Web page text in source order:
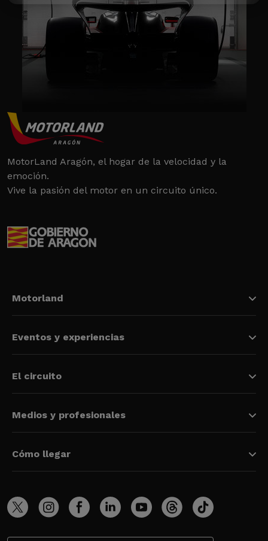
MotorLand Aragón, el hogar de la velocidad y la
emoción.
Vive la pasión del motor en un circuito único.
Motorland
Eventos y experiencias
El circuito
Medios y profesionales
Cómo llegar